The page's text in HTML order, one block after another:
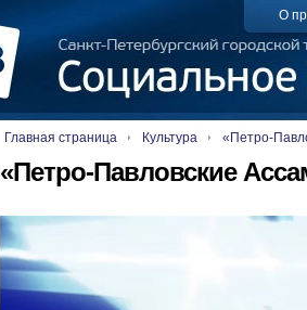
О
Главная страница Культура «Петро-
«Петро-Павловские